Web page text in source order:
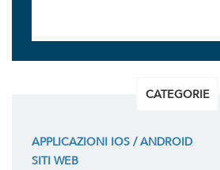
CATEGORIE
APPLICAZIONI IOS / ANDROID
SITI WEB